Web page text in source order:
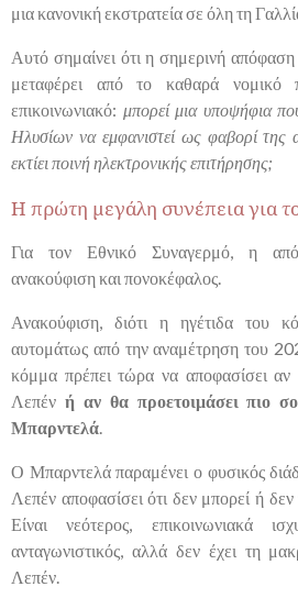
μια κανονική εκστρατεία σε όλη τη
Αυτό σημαίνει ότι η σημερινή
μεταφέρει από το καθαρά νομικό
επικοινωνιακό: μπορεί μια υποψήφια
Ηλυσίων να εμφανιστεί ως φαβορί της
εκτίει ποινή ηλεκτρονικής επιτήρησης;
Η πρώτη μεγάλη συνέπεια για
Για τον Εθνικό Συναγερμό, η
ανακούφιση και πονοκέφαλος.
Ανακούφιση, διότι η ηγέτιδα του
αυτομάτως από την αναμέτρηση του
κόμμα πρέπει τώρα να αποφασίσει αν
Λεπέν ή αν θα προετοιμάσει πιο
Μπαρντελά
Ο Μπαρντελά παραμένει ο φυσικός
Λεπέν αποφασίσει ότι δεν μπορεί ή δεν
Είναι νεότερος, επικοινωνιακά
ανταγωνιστικός, αλλά δεν έχει τη
Λεπέν.